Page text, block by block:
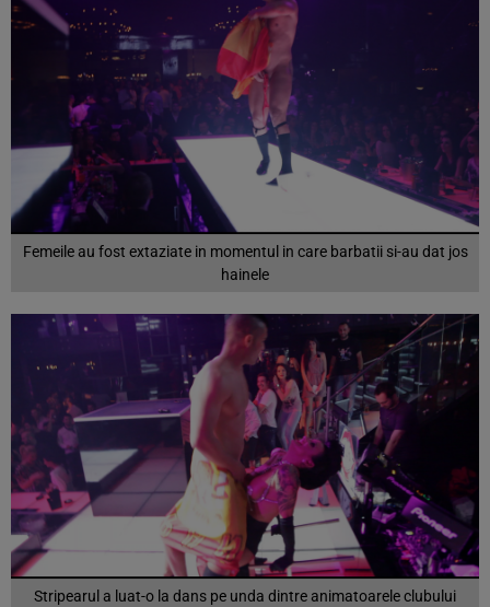
Femeile au fost extaziate in momentul in care barbatii si-au dat jos
hainele
Stripearul a luat-o la dans pe unda dintre animatoarele clubului